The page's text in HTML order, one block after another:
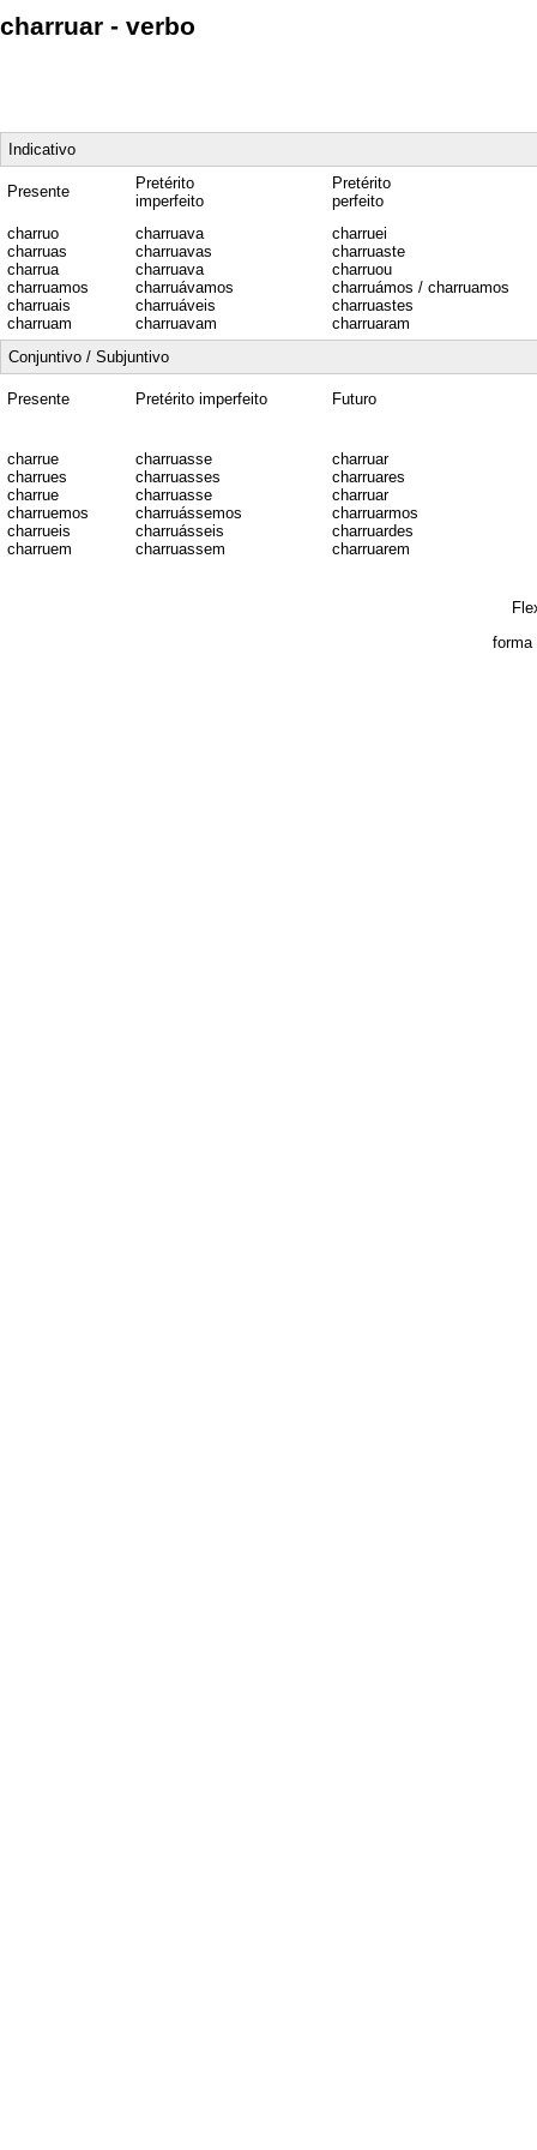
charruar - verbo
Indicativo
Presente
Pretérito
imperfeito
Pretérito
perfeito
charruo
charruas
charrua
charruamos
charruais
charruam
charruava
charruavas
charruava
charruávamos
charruáveis
charruavam
charruei
charruaste
charruou
charruámos / charruamos
charruastes
charruaram
Conjuntivo / Subjuntivo
Presente Pretérito imperfeito Futuro
charrue
charrues
charrue
charruemos
charrueis
charruem
charruasse
charruasses
charruasse
charruássemos
charruásseis
charruassem
charruar
charruares
charruar
charruarmos
charruardes
charruarem